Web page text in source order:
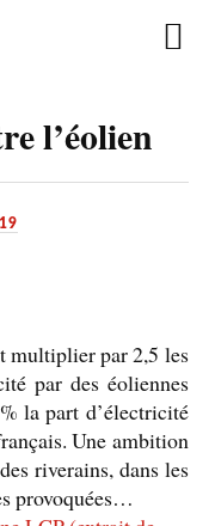
l’éolien
multiplier par 2,5 les
par des éoliennes
la part d’électricité
Une ambition
riverains, dans les
provoquées…